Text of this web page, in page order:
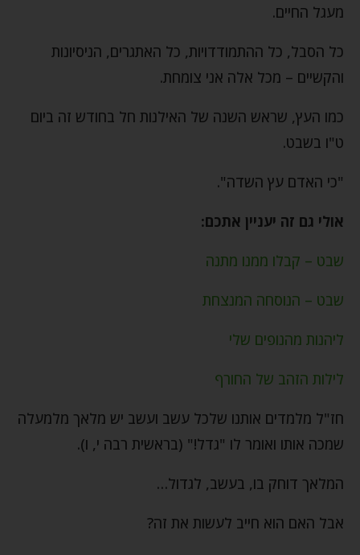
מעגל החיים.
כל הסבל, כל ההתמודדויות, כל האתגרים, הניסיונות
והקשיים – מכל אלה אני צומחת.
כמו העץ, שראש השנה של האילנות חל בחודש זה ביום
ט"ו בשבט.
"כי האדם עץ השדה".
אולי גם זה יעניין אתכם:
שבט – קבלו ממנו מתנה
שבט – הנוסחה המנצחת
ליהנות מהנופים שלי
לילות הזהב של החורף
חז"ל מלמדים אותנו שלכל עשב ועשב יש מלאך מלמעלה
שמכה אותו ואומר לו "גדל!" (בראשית רבה י, ו).
המלאך דוחק בו, בעשב, לגדול…
אבל האם הוא חייב לעשות את זה?